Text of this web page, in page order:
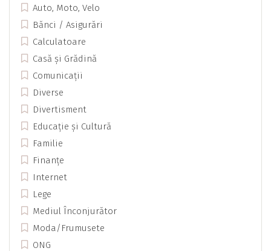
Auto, Moto, Velo
Bănci / Asigurări
Calculatoare
Casă și Grădină
Comunicații
Diverse
Divertisment
Educație și Cultură
Familie
Finanțe
Internet
Lege
Mediul Înconjurător
Moda/Frumusete
ONG